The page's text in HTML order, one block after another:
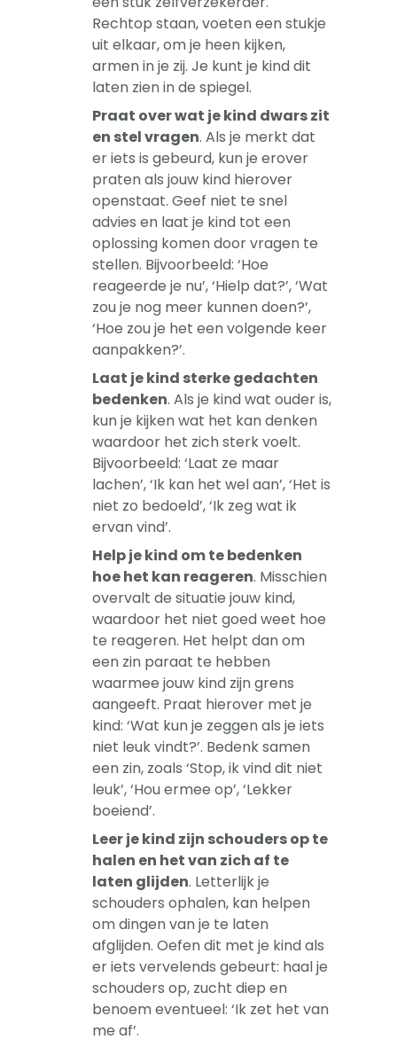
Rechtop staan, voeten een stukje
uit elkaar, om je heen kijken,
armen in je zij. Je kunt je kind dit
laten zien in de spiegel.
Praat over wat je kind dwars zit
en stel vragen. Als je merkt dat
er iets is gebeurd, kun je erover
praten als jouw kind hierover
openstaat. Geef niet te snel
advies en laat je kind tot een
oplossing komen door vragen te
stellen. Bijvoorbeeld: ‘Hoe
reageerde je nu’, ‘Hielp dat?’, ‘Wat
zou je nog meer kunnen doen?’,
‘Hoe zou je het een volgende keer
aanpakken?’.
Laat je kind sterke gedachten
bedenken. Als je kind wat ouder is,
kun je kijken wat het kan denken
waardoor het zich sterk voelt.
Bijvoorbeeld: ‘Laat ze maar
lachen’, ‘Ik kan het wel aan’, ‘Het is
niet zo bedoeld’, ‘Ik zeg wat ik
ervan vind’.
Help je kind om te bedenken
hoe het kan reageren. Misschien
overvalt de situatie jouw kind,
waardoor het niet goed weet hoe
te reageren. Het helpt dan om
een zin paraat te hebben
waarmee jouw kind zijn grens
aangeeft. Praat hierover met je
kind: ‘Wat kun je zeggen als je iets
niet leuk vindt?’. Bedenk samen
een zin, zoals ‘Stop, ik vind dit niet
leuk’, ‘Hou ermee op’, ‘Lekker
boeiend’.
Leer je kind zijn schouders op te
halen en het van zich af te
laten glijden. Letterlijk je
schouders ophalen, kan helpen
om dingen van je te laten
afglijden. Oefen dit met je kind als
er iets vervelends gebeurt: haal je
schouders op, zucht diep en
benoem eventueel: ‘Ik zet het van
me af’.